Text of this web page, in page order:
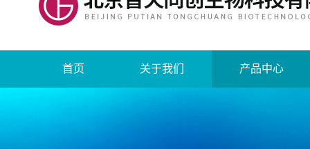
首页 关于我们 产品中心